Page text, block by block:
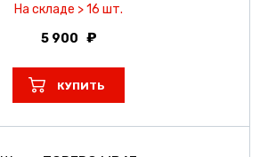
На складе > 16 шт.
5 900
КУПИТЬ